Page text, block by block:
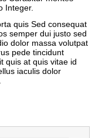
Integer.
quis Sed consequat
semper dui justo sed
dolor massa volutpat
pede tincidunt
quis at quis vitae id
iaculis dolor